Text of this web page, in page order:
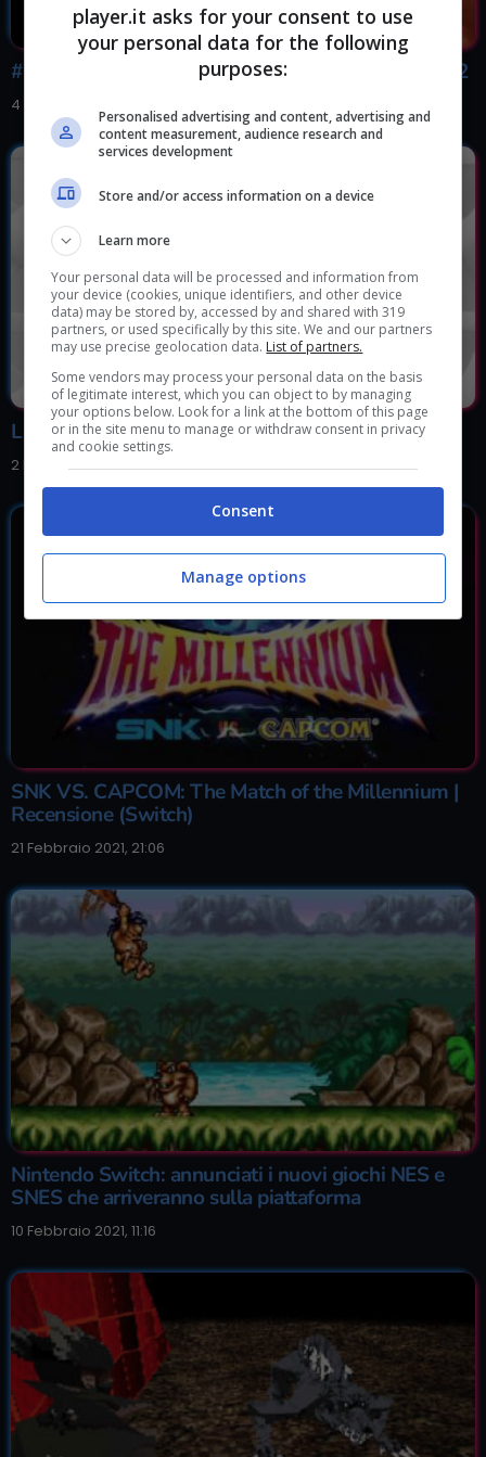
#Retrogaming | Il Paradiso perduto di PlayStation 2
4 Febbraio 2022, 14:00
La transmedialità al tempo di PlayStation
2 Febbraio 2022, 14:00
SNK VS. CAPCOM: The Match of the Millennium |
Recensione (Switch)
21 Febbraio 2021, 21:06
Nintendo Switch: annunciati i nuovi giochi NES e
SNES che arriveranno sulla piattaforma
10 Febbraio 2021, 11:16
player.it asks for your consent to use
your personal data for the following
purposes:
Personalised advertising and content, advertising and
content measurement, audience research and
services development
Store and/or access information on a device
Learn more
Your personal data will be processed and information from
your device (cookies, unique identifiers, and other device
data) may be stored by, accessed by and shared with 319
partners, or used specifically by this site. We and our partners
may use precise geolocation data. List of partners.
Some vendors may process your personal data on the basis
of legitimate interest, which you can object to by managing
your options below. Look for a link at the bottom of this page
or in the site menu to manage or withdraw consent in privacy
and cookie settings.
Consent
Manage options